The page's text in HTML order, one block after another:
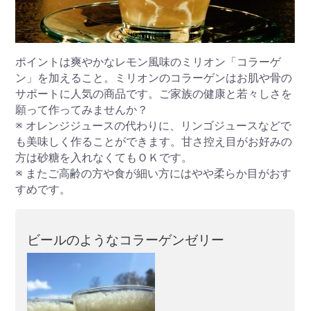
ポイントは爽やかなレモン風味のミリオン「コラーゲ
ン」を加えること。ミリオンのコラーゲンはお肌や骨の
サポートに人気の商品です。ご家族の健康と若々しさを
願って作ってみませんか？
※ オレンジジュースの代わりに、リンゴジュースなどで
も美味しく作ることができます。甘さ控え目がお好みの
方は砂糖を入れなくてもＯＫです。
※ またご高齢の方や食が細い方にはやや柔らか目がおす
すめです。
ビールのようなコラーゲンゼリー